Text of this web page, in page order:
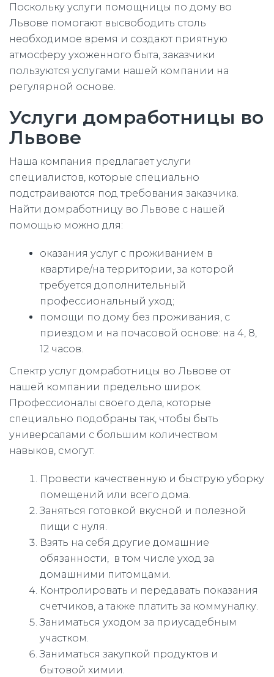
Поскольку услуги помощницы по дому во
Львове помогают высвободить столь
необходимое время и создают приятную
атмосферу ухоженного быта, заказчики
пользуются услугами нашей компании на
регулярной основе.
Услуги домработницы во
Львове
Наша компания предлагает услуги
специалистов, которые специально
подстраиваются под требования заказчика.
Найти домработницу во Львове с нашей
помощью можно для:
оказания услуг с проживанием в
квартире/на территории, за которой
требуется дополнительный
профессиональный уход;
помощи по дому без проживания, с
приездом и на почасовой основе: на 4, 8,
12 часов.
Спектр услуг домработницы во Львове от
нашей компании предельно широк.
Профессионалы своего дела, которые
специально подобраны так, чтобы быть
универсалами с большим количеством
навыков, смогут:
Провести качественную и быструю уборку
помещений или всего дома.
Заняться готовкой вкусной и полезной
пищи с нуля.
Взять на себя другие домашние
обязанности, в том числе уход за
домашними питомцами.
Контролировать и передавать показания
счетчиков, а также платить за коммуналку.
Заниматься уходом за приусадебным
участком.
Заниматься закупкой продуктов и
бытовой химии.